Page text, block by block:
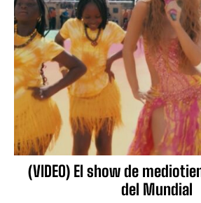
(VIDEO) El show de
del Mundial